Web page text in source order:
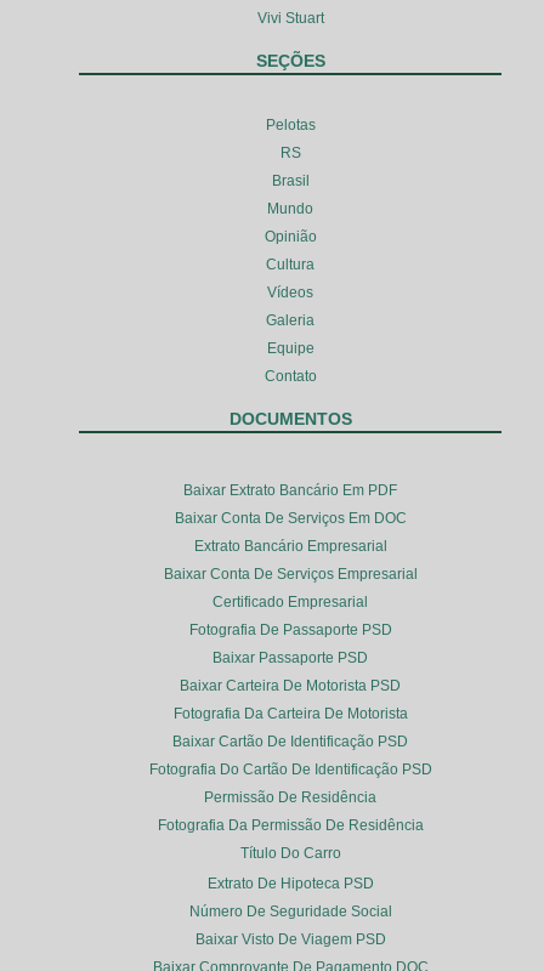
Vivi Stuart
SEÇÕES
Pelotas
RS
Brasil
Mundo
Opinião
Cultura
Vídeos
Galeria
Equipe
Contato
DOCUMENTOS
Baixar Extrato Bancário Em PDF
Baixar Conta De Serviços Em DOC
Extrato Bancário Empresarial
Baixar Conta De Serviços Empresarial
Certificado Empresarial
Fotografia De Passaporte PSD
Baixar Passaporte PSD
Baixar Carteira De Motorista PSD
Fotografia Da Carteira De Motorista
Baixar Cartão De Identificação PSD
Fotografia Do Cartão De Identificação PSD
Permissão De Residência
Fotografia Da Permissão De Residência
Título Do Carro
Extrato De Hipoteca PSD
Número De Seguridade Social
Baixar Visto De Viagem PSD
Baixar Comprovante De Pagamento DOC